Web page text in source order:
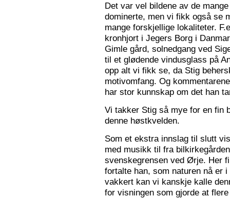
Det var vel bildene av de
dominerte, men vi fikk også se
mange forskjellige lokaliteter.
kronhjort i Jegers Borg i
Gimle gård, solnedgang ved
til et glødende vindusglass på
opp alt vi fikk se, da Stig
motivomfang. Og
har stor kunnskap om det han
Vi takker Stig så mye for en fin
denne høstkvelden.
Som et ekstra innslag til slutt
med musikk til fra
svenskegrensen ved Ørje. Her
fortalte han, som naturen nå er
vakkert kan vi kanskje kalle
for visningen som gjorde at